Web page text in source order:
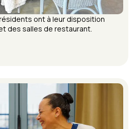
ont à leur disposition
des salles de restaurant.